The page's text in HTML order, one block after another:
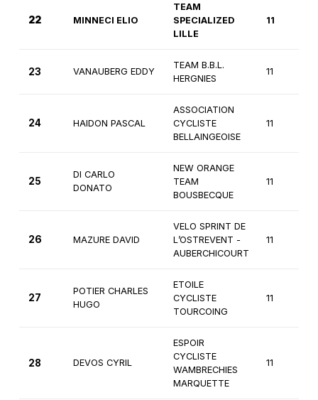
22 MINNECI ELIO
TEAM
SPECIALIZED
LILLE
11
23 VANAUBERG EDDY
TEAM B.B.L.
HERGNIES
11
24 HAIDON PASCAL
ASSOCIATION
CYCLISTE
BELLAINGEOISE
11
25
DI CARLO
DONATO
NEW ORANGE
TEAM
BOUSBECQUE
11
26 MAZURE DAVID
VELO SPRINT DE
L’OSTREVENT -
AUBERCHICOURT
11
27
POTIER CHARLES
HUGO
ETOILE
CYCLISTE
TOURCOING
11
28 DEVOS CYRIL
ESPOIR
CYCLISTE
WAMBRECHIES
MARQUETTE
11